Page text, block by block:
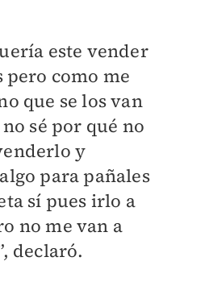
este vender
como me
que se los van
sé por qué no
y
para pañales
sí pues irlo a
no me van a
declaró.